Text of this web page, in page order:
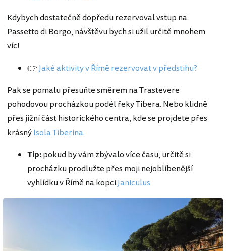
Kdybych dostatečně dopředu rezervoval vstup na
Passetto di Borgo, návštěvu bych si užil určitě mnohem
víc!
👉Jaké aktivity v Římě rezervovat v předstihu?
Pak se pomalu přesuňte směrem na Trastevere
pohodovou procházkou podél řeky Tibera. Nebo klidně
přes jižní část historického centra, kde se projdete přes
krásnýIsola Tiberina.
Tip:pokud by vám zbývalo více času, určitě si
procházku prodlužte přes moji nejoblíbenější
vyhlídku v Římě na kopciJaniculus